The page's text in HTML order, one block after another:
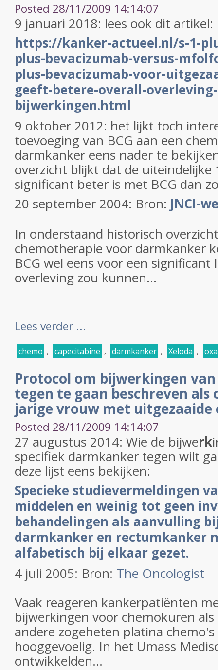
Posted 28/11/2009 14:14:07
9 januari 2018: lees ook dit artikel:
https://kanker-actueel.nl/s-1-
plus-bevacizumab-versus-
plus-bevacizumab-voor-
geeft-betere-overall-
bijwerkingen.html
9 oktober 2012: het lijkt toch
toevoeging van BCG aan een
darmkanker eens nader te
overzicht blijkt dat de uiteindelijke
significant beter is met BCG dan
20 september 2004: Bron: JNCI-
In onderstaand historisch
chemotherapie voor darmkanker
BCG wel eens voor een significant
overleving zou kunnen...
Lees verder ...
chemo , capecitabine , darmkanker , Xeloda ,
Protocol om bijwerkingen
tegen te gaan beschreven als
jarige vrouw met
Posted 28/11/2009 14:14:07
27 augustus 2014: Wie de bijwerk
specifiek darmkanker tegen wilt
deze lijst eens bekijken:
Specieke studievermeldingen
middelen en weinig tot geen
behandelingen als aanvulling
darmkanker en rectumkanker
alfabetisch bij elkaar gezet.
4 juli 2005: Bron: The Oncologist
Vaak reageren kankerpatiënten
bijwerkingen voor chemokuren
andere zogeheten platina
hooggevoelig. In het Umass
ontwikkelden...